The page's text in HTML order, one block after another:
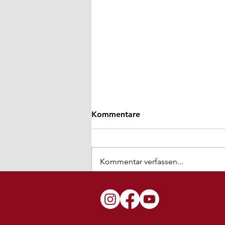
BZ porträtiert Hanna Haas:
„Die perfekte Vorbereitung
Kommentare
Kommentar verfassen...